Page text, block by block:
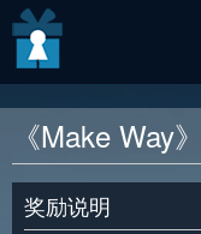
《Make Way
奖励说明